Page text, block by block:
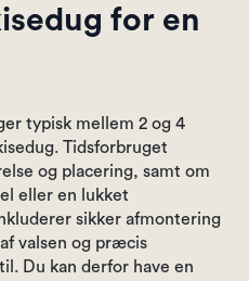
for en
typisk mellem 2 og 4
Tidsforbruget
og placering, samt om
eller en lukket
sikker afmontering
valsen og præcis
Du kan derfor have en